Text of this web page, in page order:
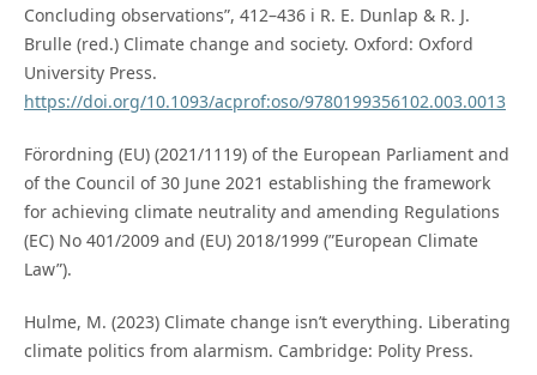
Concluding observations”, 412–436 i R. E. Dunlap & R. J.
Brulle (red.) Climate change and society. Oxford: Oxford
University Press.
https://doi.org/10.1093/acprof:oso/9780199356102.003.0013
Förordning (EU) (2021/1119) of the European Parliament and
of the Council of 30 June 2021 establishing the framework
for achieving climate neutrality and amending Regulations
(EC) No 401/2009 and (EU) 2018/1999 (”European Climate
Law”).
Hulme, M. (2023) Climate change isn’t everything. Liberating
climate politics from alarmism. Cambridge: Polity Press.